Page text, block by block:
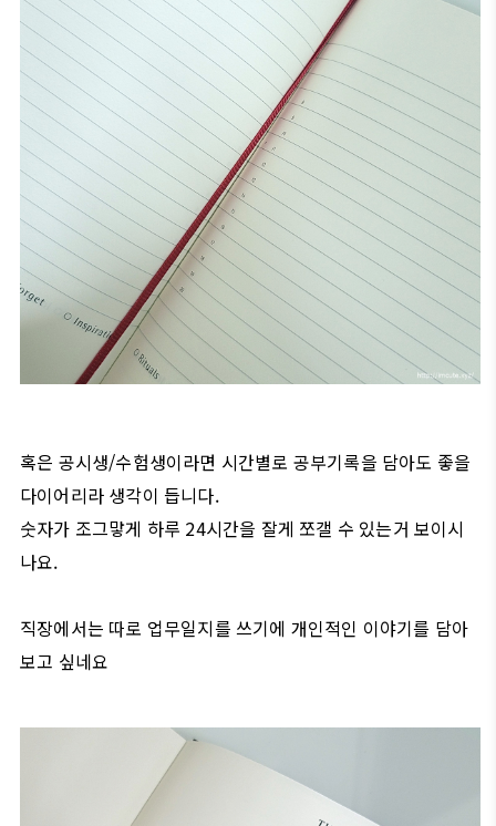
혹은 공시생/수험생이라면 시간별로 공부기록을 담아도 좋을
다이어리라 생각이 듭니다.
숫자가 조그맣게 하루 24시간을 잘게 쪼갤 수 있는거 보이시
나요.
직장에서는 따로 업무일지를 쓰기에 개인적인 이야기를 담아
보고 싶네요